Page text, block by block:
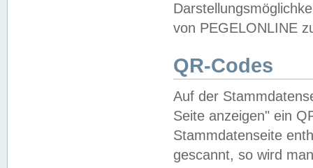
von PEGELONLINE
QR-Codes
Auf der
Seite anzeigen" ein
Stammdatenseite
gescannt, so wird